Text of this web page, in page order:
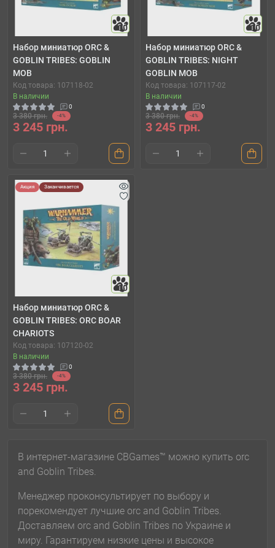
10
Набор миниатюр ORC &
GOBLIN TRIBES: GOBLIN
MOB
Код товара: 107118-02
В наличии
0
3 380 грн. -4%
3 245 грн.
10
Набор миниатюр ORC &
GOBLIN TRIBES: NIGHT
GOBLIN MOB
Код товара: 107117-02
В наличии
0
3 380 грн. -4%
3 245 грн.
Акция Заканчивается
10
Набор миниатюр ORC &
GOBLIN TRIBES: ORC BOAR
CHARIOTS
Код товара: 107120-02
В наличии
0
3 380 грн. -4%
3 245 грн.
В интернет-магазине CBGames™ можно купить orc
and Goblin Tribes.
Менеджер проконсультирует по выбору и
порекомендует лучшие orc and Goblin Tribes.
Доставляем orc and Goblin Tribes по Украине и
миру. Гарантируем низкие цены и высокое